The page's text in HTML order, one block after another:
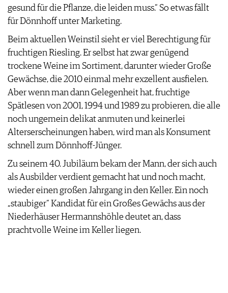
gesund für die Pflanze, die leiden muss.“ So etwas fällt
für Dönnhoff unter Marketing.
Beim aktuellen Weinstil sieht er viel Berechtigung für
fruchtigen Riesling. Er selbst hat zwar genügend
trockene Weine im Sortiment, darunter wieder Große
Gewächse, die 2010 einmal mehr exzellent ausfielen.
Aber wenn man dann Gelegenheit hat, fruchtige
Spätlesen von 2001, 1994 und 1989 zu probieren, die alle
noch ungemein delikat anmuten und keinerlei
Alterserscheinungen haben, wird man als Konsument
schnell zum Dönnhoff-Jünger.
Zu seinem 40. Jubiläum bekam der Mann, der sich auch
als Ausbilder verdient gemacht hat und noch macht,
wieder einen großen Jahrgang in den Keller. Ein noch
„staubiger“ Kandidat für ein Großes Gewächs aus der
Niederhäuser Hermannshöhle deutet an, dass
prachtvolle Weine im Keller liegen.